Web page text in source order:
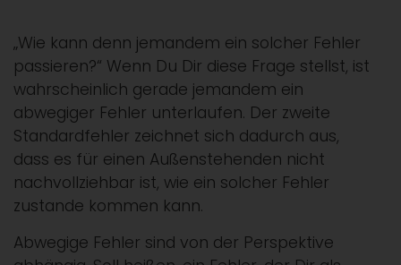
„Wie kann denn jemandem ein solcher Fehler
passieren?“ Wenn Du Dir diese Frage stellst, ist
wahrscheinlich gerade jemandem ein
abwegiger Fehler unterlaufen. Der zweite
Standardfehler zeichnet sich dadurch aus,
dass es für einen Außenstehenden nicht
nachvollziehbar ist, wie ein solcher Fehler
zustande kommen kann.
Abwegige Fehler sind von der Perspektive